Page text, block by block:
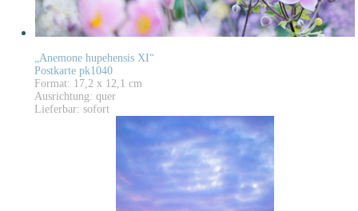
„Anemone hupehensis XI“
Postkarte pk1040
Format: 17,2 x 12,1 cm
Ausrichtung: quer
Lieferbar: sofort